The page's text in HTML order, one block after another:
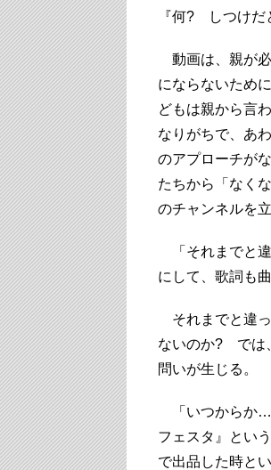
『何? しつけだ
動画は、親が
にならないため
どもは親から言
なりがちで、あ
のアプローチが
たちから「なく
のチャンネルを
「それまでと違
にして、歌詞も
それまでと違っ
ないのか? では
問いが生じる。
「いつからか
フェスタ』とい
で出品した時と